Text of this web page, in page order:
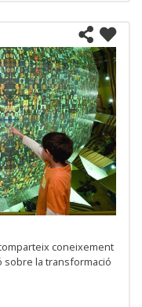
coneixement
sobre la transformació